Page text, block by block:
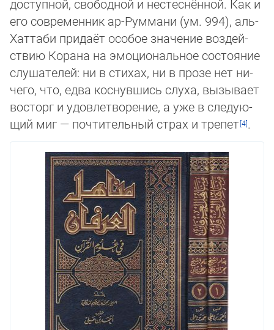
доступной, свободной и нестеснённой. Как и
его современник ар-Руммани (ум. 994), аль-
Хаттаби придаёт особое значение воз­дей­
ствию Корана на эмоциональное состояние
слушателей: ни в стихах, ни в прозе нет ни­
че­го, что, едва коснувшись слуха, вызывает
восторг и удовлетворение, а уже в сле­дую­
щий миг — почтительный страх и трепет
.